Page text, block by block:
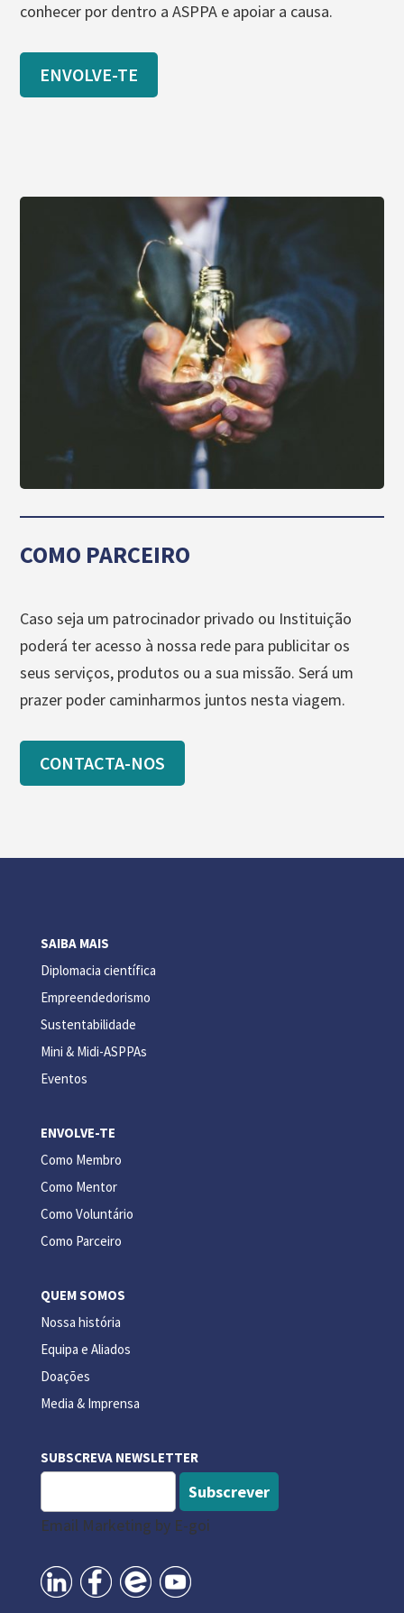
conhecer por dentro a ASPPA e apoiar a causa.
ENVOLVE-TE
COMO PARCEIRO
Caso seja um patrocinador privado ou Instituição
poderá ter acesso à nossa rede para publicitar os
seus serviços, produtos ou a sua missão. Será um
prazer poder caminharmos juntos nesta viagem.
CONTACTA-NOS
SAIBA MAIS
Diplomacia científica
Empreendedorismo
Sustentabilidade
Mini & Midi-ASPPAs
Eventos
ENVOLVE-TE
Como Membro
Como Mentor
Como Voluntário
Como Parceiro
QUEM SOMOS
Nossa história
Equipa e Aliados
Doações
Media & Imprensa
SUBSCREVA NEWSLETTER
Subscrever
Email Marketing by E-goi